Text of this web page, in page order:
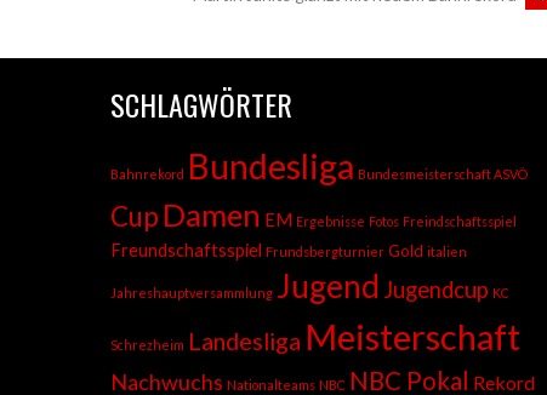
SCHLAGWÖRTER
Bahnrekord Bundesliga Bundesmeisterschaft ASVÖ
Cup Damen EM Ergebnisse Fotos Freindschaftsspiel
Freundschaftsspiel Frundsbergturnier Gold italien
Jahreshauptversammlung Jugend Jugendcup KC
Schrezheim Landesliga Meisterschaft
Nachwuchs Nationalteams NBC NBC Pokal Rekord